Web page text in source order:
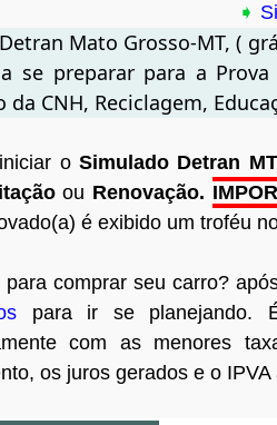
➧
Mato Grosso-MT, (
se preparar para a
da CNH, Reciclagem,
o Simulado Detran MT
ou Renovação.
é exibido um troféu
para comprar seu carro?
para ir se planejando.
com as menores
os juros gerados e o